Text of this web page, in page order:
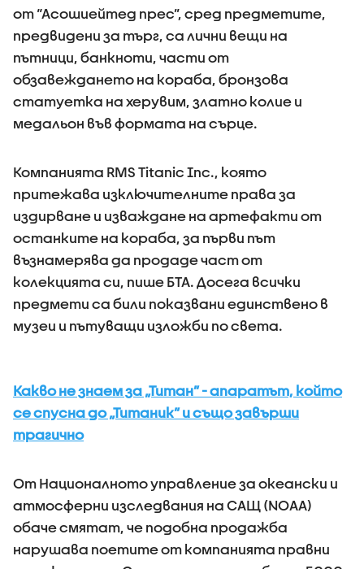
от “Асошиейтед прес”, сред предметите,
предвидени за търг, са лични вещи на
пътници, банкноти, части от
обзавеждането на кораба, бронзова
статуетка на херувим, златно колие и
медальон във формата на сърце.
Компанията RMS Titanic Inc., която
притежава изключителните права за
издирване и изваждане на артефакти от
останките на кораба, за първи път
възнамерява да продаде част от
колекцията си, пише БТА. Досега всички
предмети са били показвани единствено в
музеи и пътуващи изложби по света.
Какво не знаем за „Титан” - апаратът, който
се спусна до „Титаник” и също завърши
трагично
От Националното управление за океански и
атмосферни изследвания на САЩ (NOAA)
обаче смятат, че подобна продажба
нарушава поетите от компанията правни